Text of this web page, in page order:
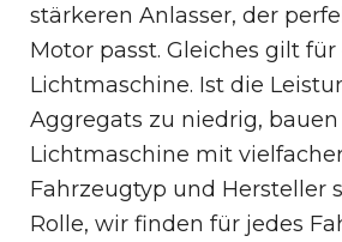
stärkeren Anlasser, der
Motor passt. Gleiches gilt für
Lichtmaschine. Ist die
Aggregats zu niedrig,
Lichtmaschine mit
Fahrzeugtyp und Hersteller
Rolle, wir finden für jedes